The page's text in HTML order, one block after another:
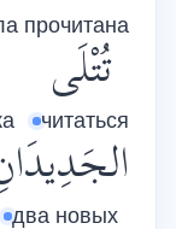
прочитана
تُتْلَى
читаться
два новых